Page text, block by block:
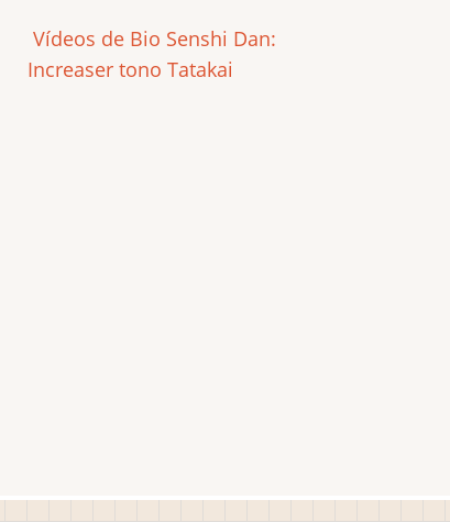
Vídeos de Bio Senshi Dan:
Increaser tono Tatakai